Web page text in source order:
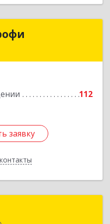
112
заявку
Профи
Подробнее
заявку